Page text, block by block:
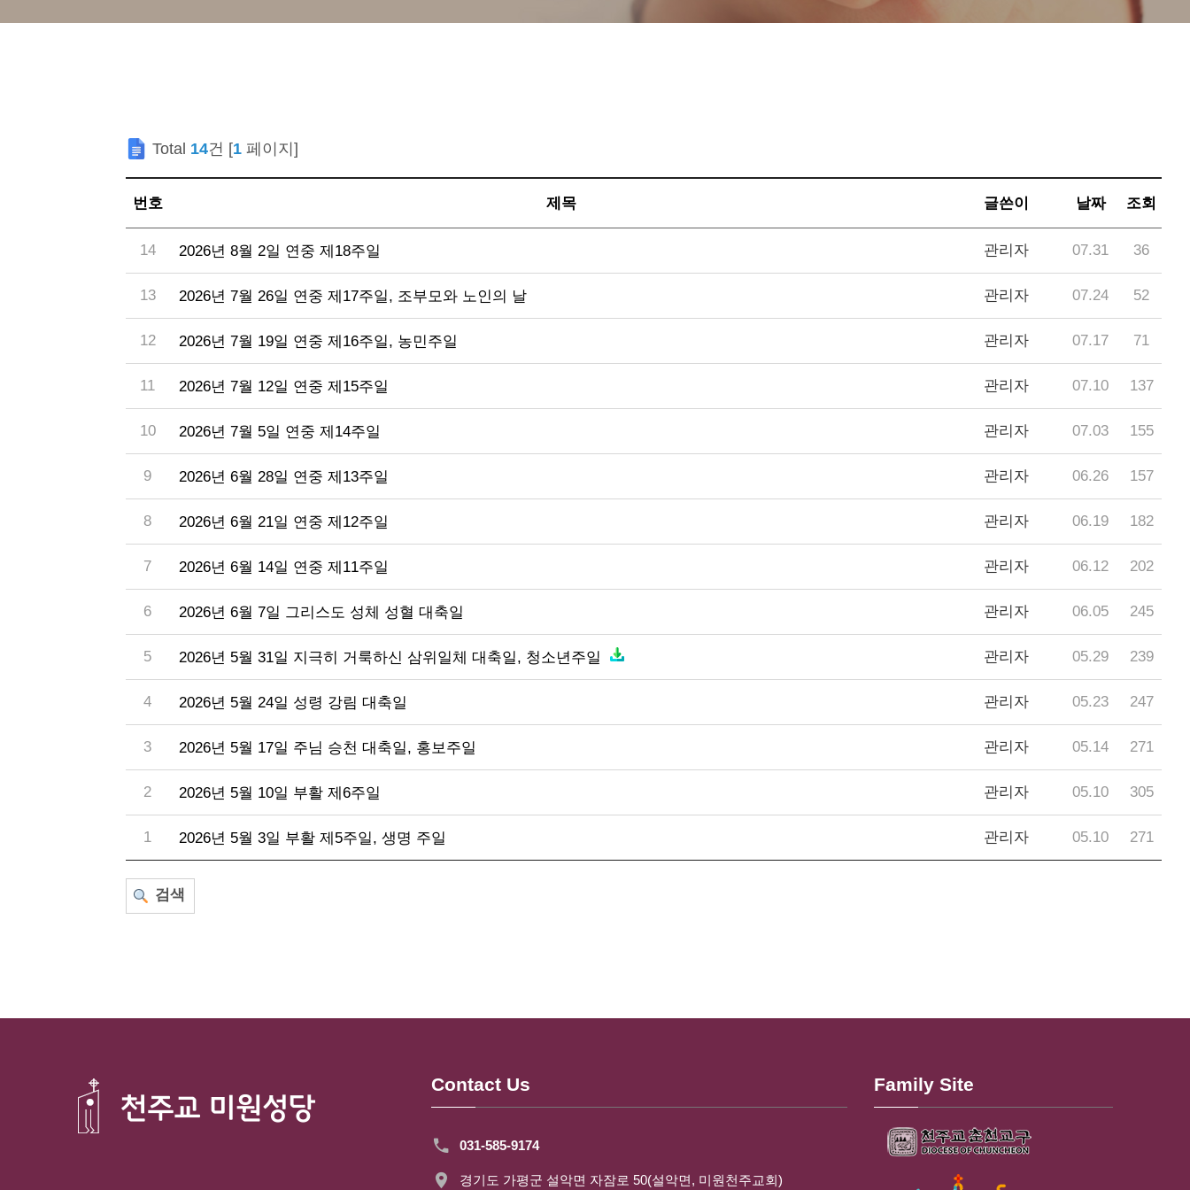
Total 14건 [1페이지]
번호 제목 글쓴이 날짜 조회
14 2026년 8월 2일 연중 제18주일 관리자 07.31 36
13 2026년 7월 26일 연중 제17주일, 조부모와 노인의 날 관리자 07.24 52
12 2026년 7월 19일 연중 제16주일, 농민주일 관리자 07.17 71
11 2026년 7월 12일 연중 제15주일 관리자 07.10 137
10 2026년 7월 5일 연중 제14주일 관리자 07.03 155
9 2026년 6월 28일 연중 제13주일 관리자 06.26 157
8 2026년 6월 21일 연중 제12주일 관리자 06.19 182
7 2026년 6월 14일 연중 제11주일 관리자 06.12 202
6 2026년 6월 7일 그리스도 성체 성혈 대축일 관리자 06.05 245
5 2026년 5월 31일 지극히 거룩하신 삼위일체 대축일, 청소년주일 관리자 05.29 239
4 2026년 5월 24일 성령 강림 대축일 관리자 05.23 247
3 2026년 5월 17일 주님 승천 대축일, 홍보주일 관리자 05.14 271
2 2026년 5월 10일 부활 제6주일 관리자 05.10 305
1 2026년 5월 3일 부활 제5주일, 생명 주일 관리자 05.10 271
검색
Contact Us
031-585-9174
경기도 가평군 설악면 자잠로 50(설악면, 미원천주교회)
Family Site